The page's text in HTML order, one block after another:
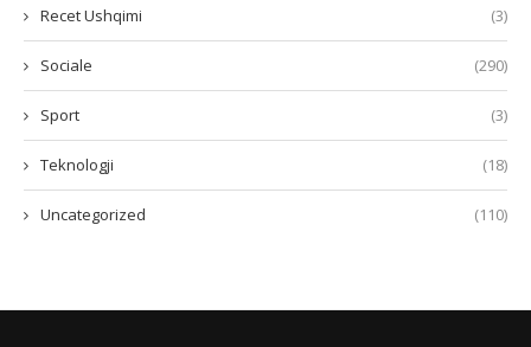
Recet Ushqimi (3)
Sociale (290)
Sport (3)
Teknologji (18)
Uncategorized (110)